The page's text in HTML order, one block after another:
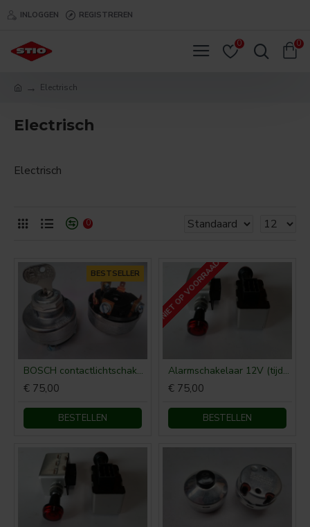
INLOGGEN REGISTREREN
0 0
Electrisch
Electrisch
Electrisch
0
BESTSELLER
BOSCH contactlichtschakelaar steek/schroefverbinding P-0-1-2-3
€ 75,00
BESTELLEN
NIET OP VOORRAAD
Alarmschakelaar 12V (tijdelijk niet leverbaar)
€ 75,00
BESTELLEN